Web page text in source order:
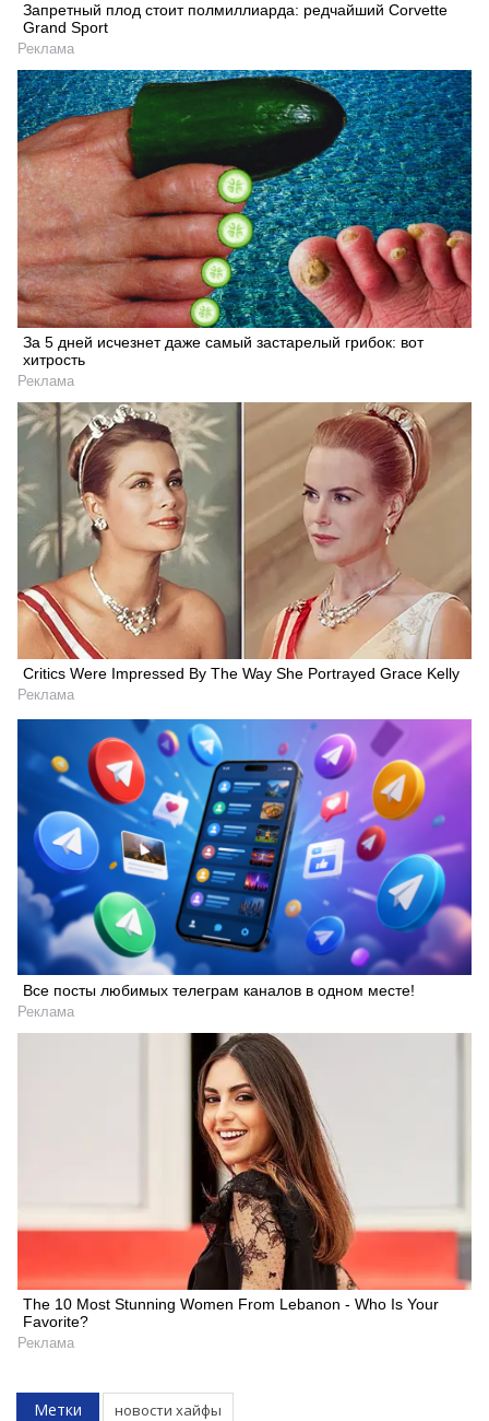
Запретный плод стоит полмиллиарда: редчайший Corvette
Grand Sport
Реклама
За 5 дней исчезнет даже самый застарелый грибок: вот
хитрость
Реклама
Critics Were Impressed By The Way She Portrayed Grace Kelly
Реклама
Все посты любимых телеграм каналов в одном месте!
Реклама
The 10 Most Stunning Women From Lebanon - Who Is Your
Favorite?
Реклама
Метки новости хайфы